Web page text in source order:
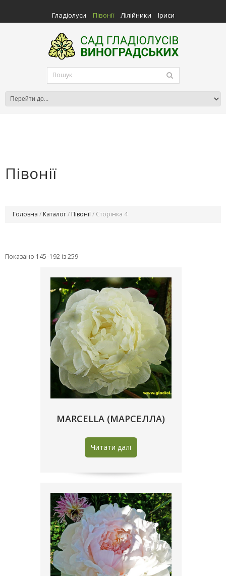
Гладіолуси Півонії Лілійники Іриси
Півонії
Головна / Каталог/ Півонії/ Сторінка 4
Показано 145–192 із 259
MARCELLA (МАРСЕЛЛА)
Читати далі